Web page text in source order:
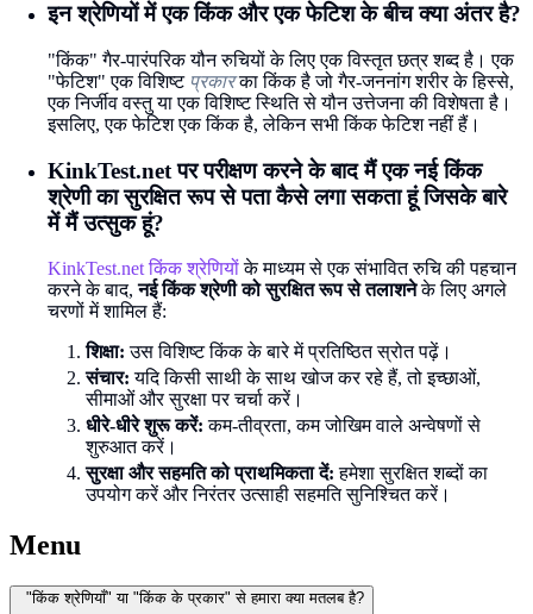
इन श्रेणियों में एक किंक और एक फेटिश के बीच क्या अंतर है?
"किंक" गैर-पारंपरिक यौन रुचियों के लिए एक विस्तृत छत्र शब्द है। एक
"फेटिश" एक विशिष्ट प्रकारका किंक है जो गैर-जननांग शरीर के हिस्से,
एक निर्जीव वस्तु या एक विशिष्ट स्थिति से यौन उत्तेजना की विशेषता है।
इसलिए, एक फेटिश एक किंक है, लेकिन सभी किंक फेटिश नहीं हैं।
KinkTest.net पर परीक्षण करने के बाद मैं एक नई किंक
श्रेणी का सुरक्षित रूप से पता कैसे लगा सकता हूं जिसके बारे
में मैं उत्सुक हूं?
KinkTest.net किंक श्रेणियोंके माध्यम से एक संभावित रुचि की पहचान
करने के बाद,नई किंक श्रेणी को सुरक्षित रूप से तलाशनेके लिए अगले
चरणों में शामिल हैं:
शिक्षा: उस विशिष्ट किंक के बारे में प्रतिष्ठित स्रोत पढ़ें।
संचार: यदि किसी साथी के साथ खोज कर रहे हैं, तो इच्छाओं,
सीमाओं और सुरक्षा पर चर्चा करें।
धीरे-धीरे शुरू करें: कम-तीव्रता, कम जोखिम वाले अन्वेषणों से
शुरुआत करें।
सुरक्षा और सहमति को प्राथमिकता दें: हमेशा सुरक्षित शब्दों का
उपयोग करें और निरंतर उत्साही सहमति सुनिश्चित करें।
Menu
"किंक श्रेणियाँ" या "किंक के प्रकार" से हमारा क्या मतलब है?